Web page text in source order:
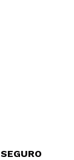
SEGURO